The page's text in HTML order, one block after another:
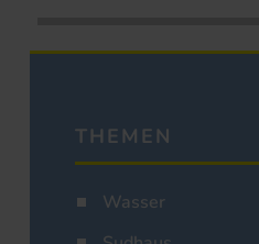
THEMEN
Wasser